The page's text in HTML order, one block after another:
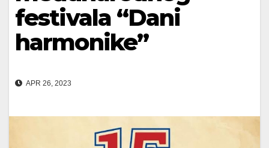
festivala “Dani
harmonike”
APR 26, 2023